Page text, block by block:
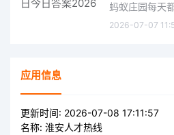
蚂蚁庄园每天
2026-07-07
应用信息
更新时间: 2026-07-08 17:11:57
名称: 淮安人才热线